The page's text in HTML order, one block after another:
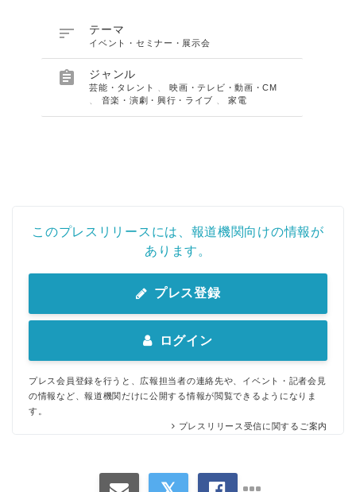
 テーマ
イベント・セミナー・展示会
 ジャンル
芸能・タレント 、映画・テレビ・動画・CM
音楽・演劇・興行・ライブ 、家電
このプレスリリースには、報道機関向けの情報が
あります。
プレス登録
ログイン
プレス会員登録を行うと、広報担当者の連絡先や、イベント・記者会見
の情報など、報道機関だけに公開する情報が閲覧できるようになりま
す。
プレスリリース受信に関するご案内